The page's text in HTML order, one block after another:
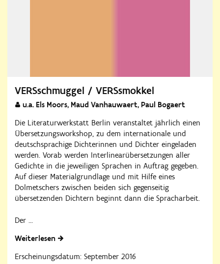
VERSschmuggel / VERSsmokkel
u.a. Els Moors, Maud Vanhauwaert, Paul Bogaert
Die Literaturwerkstatt Berlin veranstaltet jährlich einen
Übersetzungsworkshop, zu dem internationale und
deutschsprachige Dichterinnen und Dichter eingeladen
werden. Vorab werden Interlinearübersetzungen aller
Gedichte in die jeweiligen Sprachen in Auftrag gegeben.
Auf dieser Materialgrundlage und mit Hilfe eines
Dolmetschers zwischen beiden sich gegenseitig
übersetzenden Dichtern beginnt dann die Spracharbeit.
Der ...
Weiterlesen
Erscheinungsdatum: September 2016